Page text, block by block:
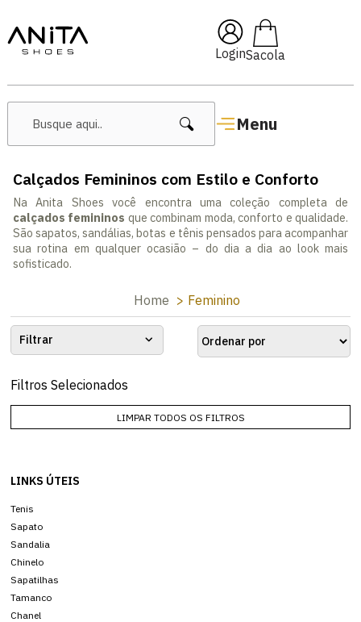
Login
Menu
Calçados Femininos com Estilo e Conforto
Na Anita Shoes você encontra uma coleção completa de
calçados femininos que combinam moda, conforto e qualidade.
São sapatos, sandálias, botas e tênis pensados para acompanhar
sua rotina em qualquer ocasião – do dia a dia ao look mais
sofisticado.
Home Feminino
Filtrar
Filtros Selecionados
LIMPAR TODOS OS FILTROS
LINKS ÚTEIS
Tenis
Sapato
Sandalia
Chinelo
Sapatilhas
Tamanco
Chanel